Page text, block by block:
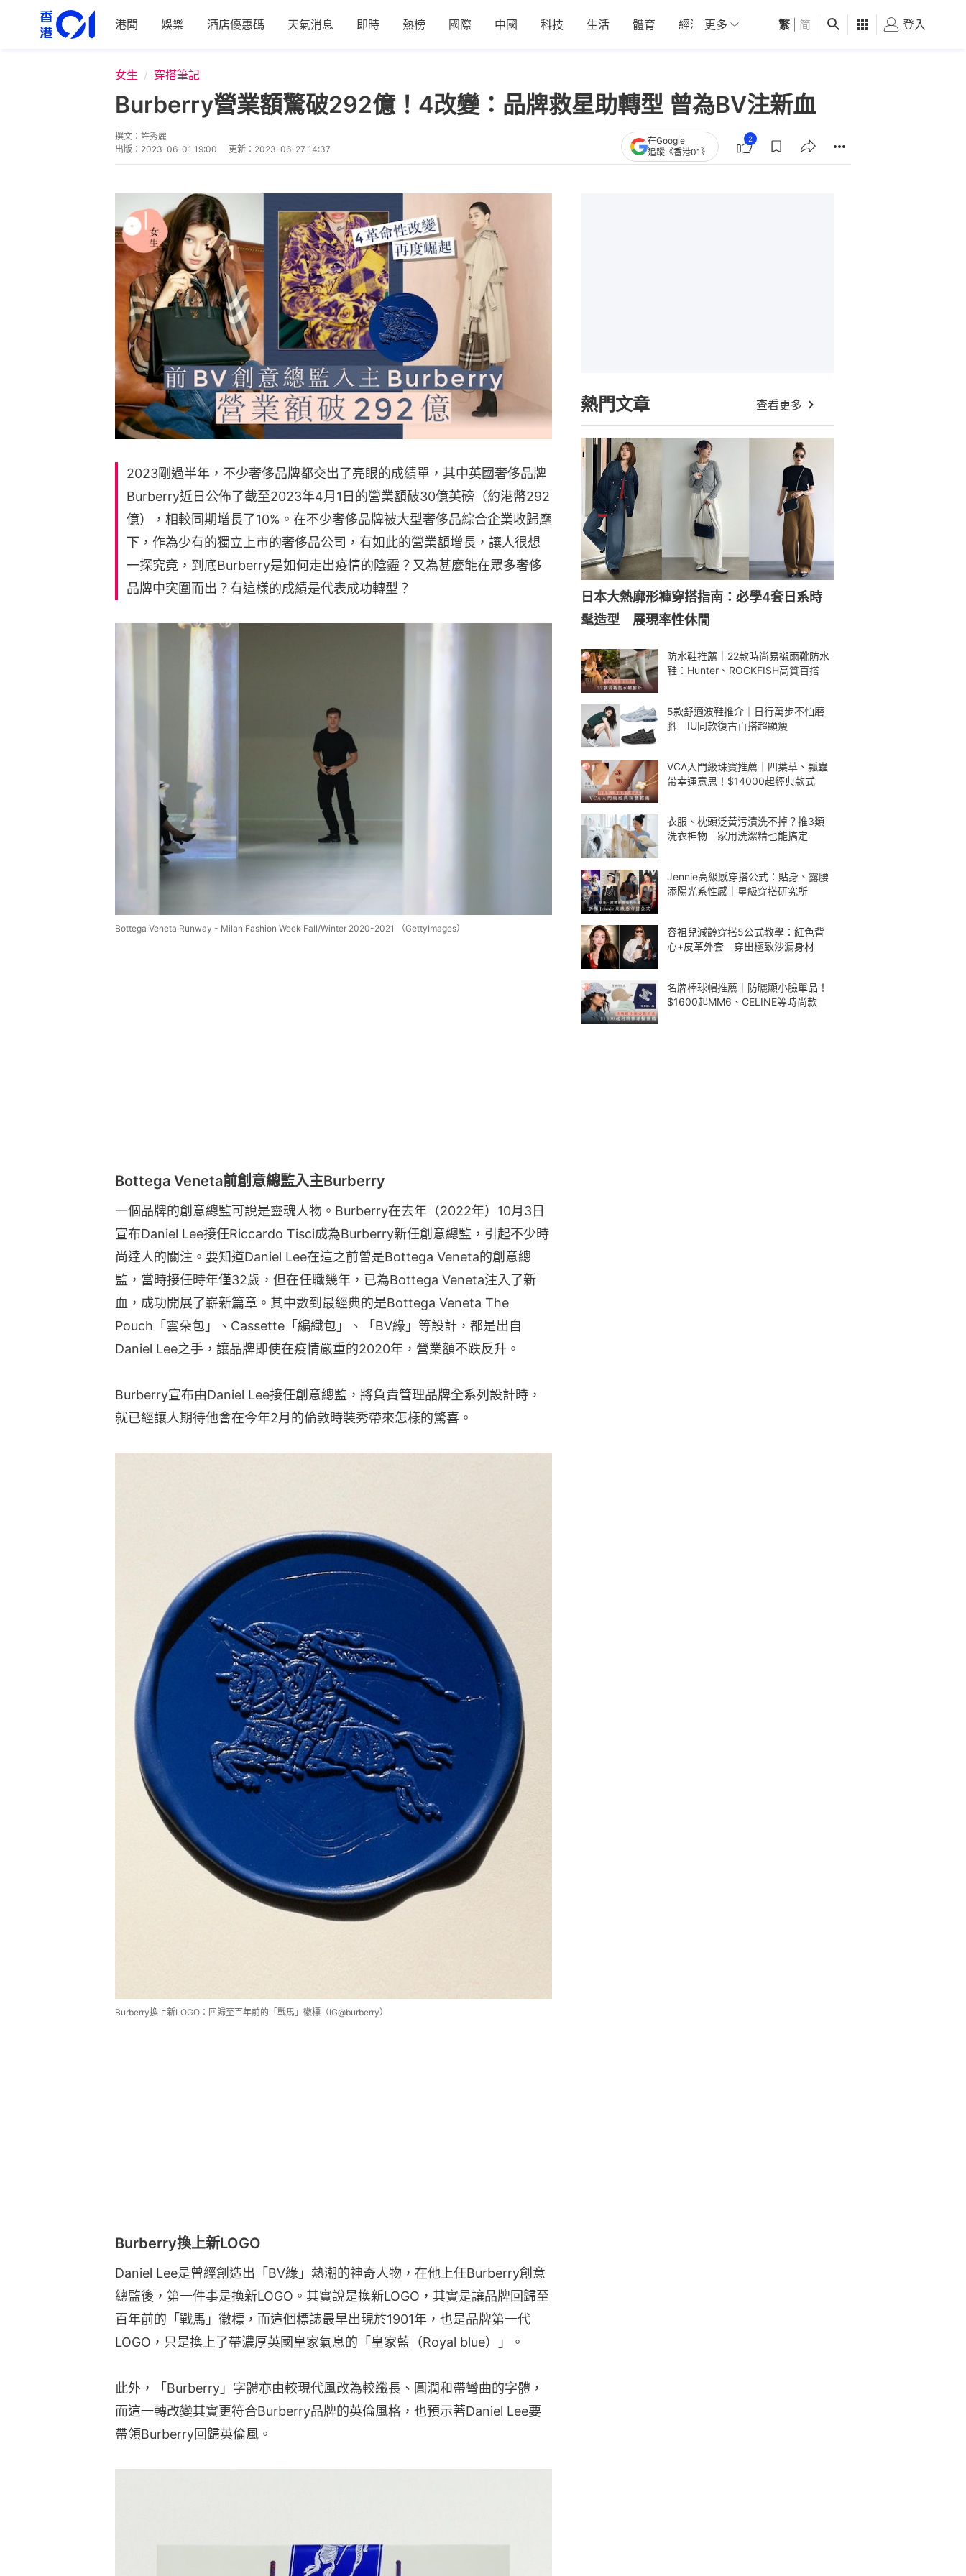
港聞 娛樂 酒店優惠碼 天氣消息 即時 熱榜 國際 中國 科技 生活 體育 經濟 01深圳 觀點 健康 好食玩飛
更多 繁 简 登入
女生 穿搭筆記
Burberry營業額驚破292億！4改變：品牌救星助轉型 曾為BV注新血
撰文： 許秀麗
出版： 2023-06-01 19:00 更新： 2023-06-27 14:37
在Google
追蹤《香港01》
2
2023剛過半年，不少奢侈品牌都交出了亮眼的成績單，其中英國奢侈品牌
Burberry近日公佈了截至2023年4月1日的營業額破30億英磅（約港幣292
億），相較同期增長了10%。在不少奢侈品牌被大型奢侈品綜合企業收歸麾
下，作為少有的獨立上市的奢侈品公司，有如此的營業額增長，讓人很想
一探究竟，到底Burberry是如何走出疫情的陰霾？又為甚麼能在眾多奢侈
品牌中突圍而出？有這樣的成績是代表成功轉型？
Bottega Veneta Runway - Milan Fashion Week Fall/Winter 2020-2021 （GettyImages）
Bottega Veneta前創意總監入主Burberry
一個品牌的創意總監可說是靈魂人物。Burberry在去年（2022年）10月3日
宣布Daniel Lee接任Riccardo Tisci成為Burberry新任創意總監，引起不少時
尚達人的關注。要知道Daniel Lee在這之前曾是Bottega Veneta的創意總
監，當時接任時年僅32歲，但在任職幾年，已為Bottega Veneta注入了新
血，成功開展了嶄新篇章。其中數到最經典的是Bottega Veneta The
Pouch「雲朵包」、Cassette「編織包」、「BV綠」等設計，都是出自
Daniel Lee之手，讓品牌即使在疫情嚴重的2020年，營業額不跌反升。
Burberry宣布由Daniel Lee接任創意總監，將負責管理品牌全系列設計時，
就已經讓人期待他會在今年2月的倫敦時裝秀帶來怎樣的驚喜。
Burberry換上新LOGO：回歸至百年前的「戰馬」徽標（IG@burberry）
Burberry換上新LOGO
Daniel Lee是曾經創造出「BV綠」熱潮的神奇人物，在他上任Burberry創意
總監後，第一件事是換新LOGO。其實說是換新LOGO，其實是讓品牌回歸至
百年前的「戰馬」徽標，而這個標誌最早出現於1901年，也是品牌第一代
LOGO，只是換上了帶濃厚英國皇家氣息的「皇家藍（Royal blue）」。
此外，「Burberry」字體亦由較現代風改為較纖長、圓潤和帶彎曲的字體，
而這一轉改變其實更符合Burberry品牌的英倫風格，也預示著Daniel Lee要
帶領Burberry回歸英倫風。
熱門文章 查看更多
日本大熱廓形褲穿搭指南：必學4套日系時
髦造型 展現率性休閒
防水鞋推薦｜22款時尚易襯雨靴防水
鞋：Hunter、ROCKFISH高質百搭
5款舒適波鞋推介｜日行萬步不怕磨
腳 IU同款復古百搭超顯瘦
VCA入門級珠寶推薦｜四葉草、瓢蟲
帶幸運意思！$14000起經典款式
衣服、枕頭泛黃污漬洗不掉？推3類
洗衣神物 家用洗潔精也能搞定
Jennie高級感穿搭公式：貼身、露腰
添陽光系性感｜星級穿搭研究所
容祖兒減齡穿搭5公式教學：紅色背
心+皮革外套 穿出極致沙漏身材
名牌棒球帽推薦｜防曬顯小臉單品！
$1600起MM6、CELINE等時尚款